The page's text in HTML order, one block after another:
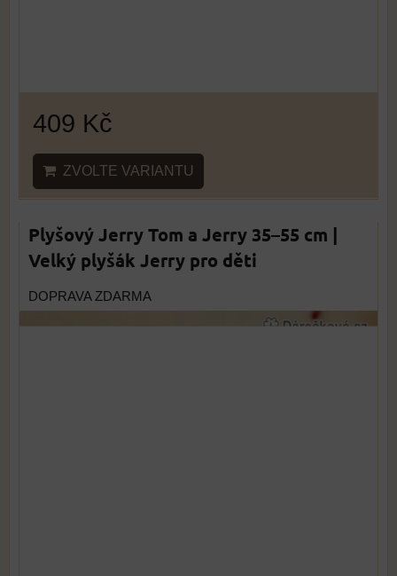
409 Kč
ZVOLTE VARIANTU
Plyšový Jerry Tom a Jerry 35–55 cm |
Velký plyšák Jerry pro děti
DOPRAVA ZDARMA